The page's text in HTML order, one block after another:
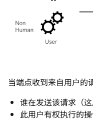
当端点收到来自用户的
谁在发送该请求（这
此用户有权执行的